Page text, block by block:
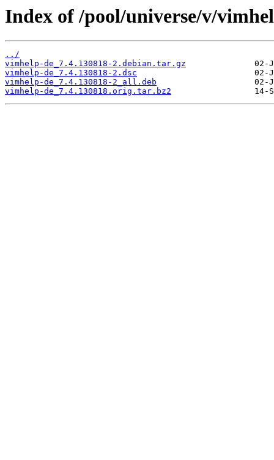
Index of /pool/universe/v/
../
vimhelp-de_7.4.130818-2.debian.tar.gz
vimhelp-de_7.4.130818-2.dsc
vimhelp-de_7.4.130818-2_all.deb
vimhelp-de_7.4.130818.orig.tar.bz2